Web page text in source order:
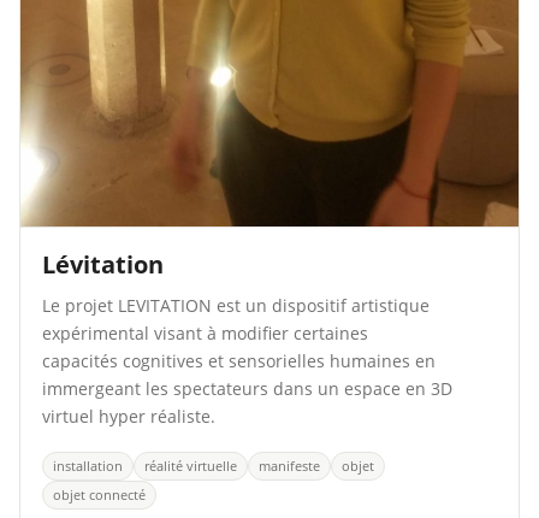
Lévitation
Le projet LEVITATION est un dispositif artistique
expérimental visant à modifier certaines
capacités cognitives et sensorielles humaines en
immergeant les spectateurs dans un espace en 3D
virtuel hyper réaliste.
installation réalité virtuelle manifeste
objet
objet connecté